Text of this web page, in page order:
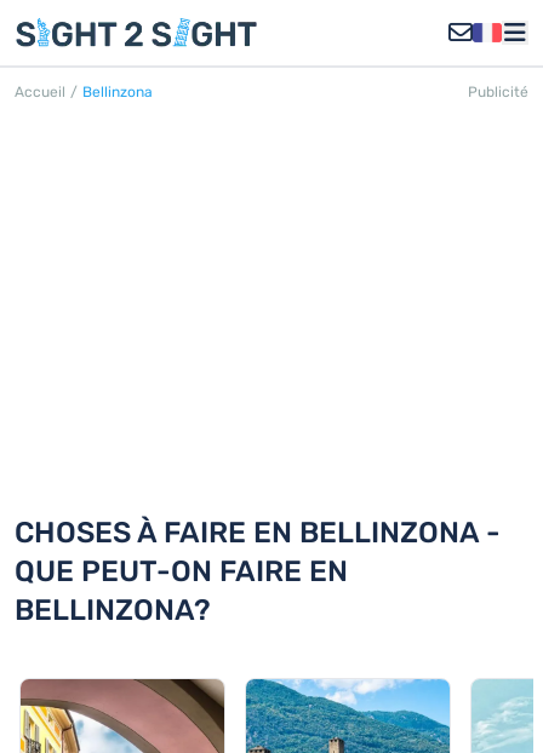
Accueil / Bellinzona Publicité
CHOSES À FAIRE EN BELLINZONA -
QUE PEUT-ON FAIRE EN
BELLINZONA?